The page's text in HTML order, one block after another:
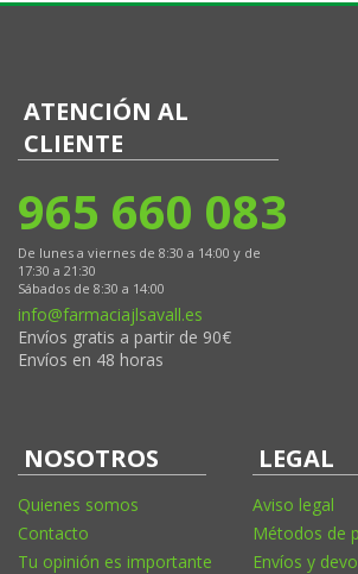
ATENCIÓN AL
CLIENTE
965 660 083
De lunes a viernes de 8:30 a 14:00 y de
17:30 a 21:30
Sábados de 8:30 a 14:00
info@farmaciajlsavall.es
Envíos gratis a partir de 90€
Envíos en 48 horas
NOSOTROS
Quienes somos
Contacto
Tu opinión es importante
LEGAL
Aviso legal
Métodos de
Envíos y